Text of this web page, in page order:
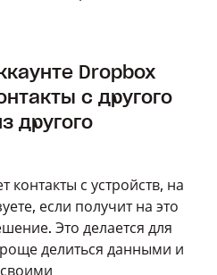
.
и уведомления
вы не можете найти его,
Показать все
о приложении
.
Dropbox
с другого
другого
контакты с устройств, на
если получит на это
Это делается для
делиться данными и